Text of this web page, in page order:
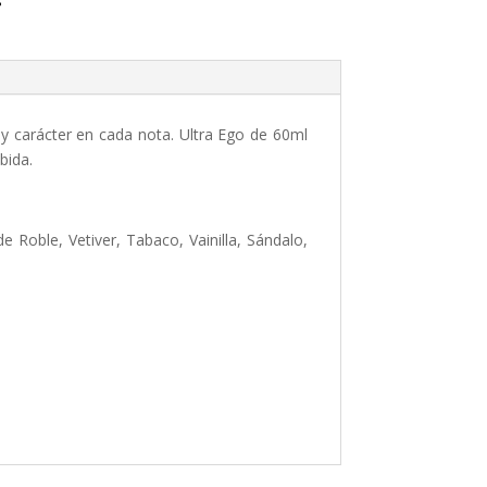
carácter en cada nota. Ultra Ego de 60ml
Roble, Vetiver, Tabaco, Vainilla, Sándalo,